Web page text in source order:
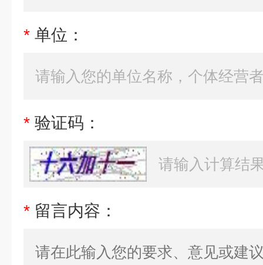
* 单位：
* 验证码：
* 留言内容：